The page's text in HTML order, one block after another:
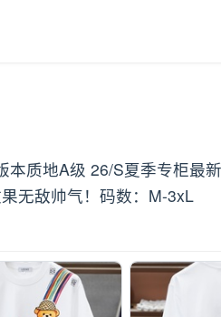
质地A级 26/S夏季专柜
无敌帅气！码数：M-3xL